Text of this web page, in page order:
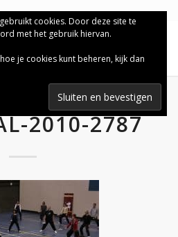
2010-2787
cookies. Door deze site te
met het gebruik hiervan.
je cookies kunt beheren, kijk dan